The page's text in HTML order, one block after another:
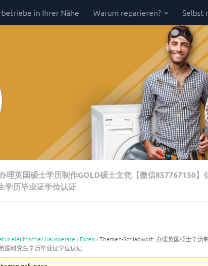
in Ihrer Nähe Warum reparieren? Selbst
理英国硕士学历制作GOLD硕士文凭【微信857767150
学历毕业证学位认证
elektrischer Hausgeräte › Foren ›Themen-Schlagwort: 办理英国硕士学历
国研究生学历毕业证学位认证